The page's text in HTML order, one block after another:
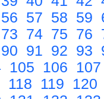
56 57 58 59
73 74 75 76
90 91 92 93
105 106
118 119
120